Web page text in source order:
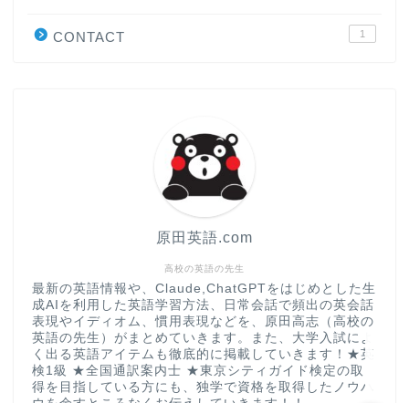
CONTACT 1
高校の英語の先生
原田英語.com
最新の英語情報や、Claude,ChatGPTをはじめとした生
成AIを利用した英語学習方法、日常会話で頻出の英会話
表現やイディオム、慣用表現などを、原田高志（高校の
英語の先生）がまとめていきます。また、大学入試によ
く出る英語アイテムも徹底的に掲載していきます！★英
検1級 ★全国通訳案内士 ★東京シティガイド検定の取
得を目指している方にも、独学で資格を取得したノウハ
大学入試英語対策講座
英語名言・格言・カッコい
い英語＆素敵な英文フレー
CONTACT